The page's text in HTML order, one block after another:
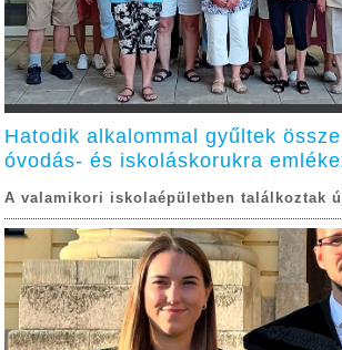
Hatodik alkalommal gyűltek
óvodás- és iskoláskorukra
A valamikori iskolaépületben találkoztak